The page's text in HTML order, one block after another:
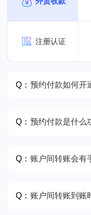
注册认证
Q： 预约付款如何开
Q： 预约付款是什么
Q： 账户间转账会有
Q： 账户间转账到账